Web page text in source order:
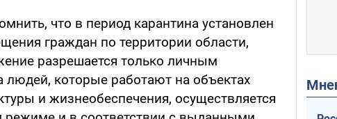
что в период карантина установлен
граждан по территории области,
разрешается только личным
людей, которые работают на объектах
и жизнеобеспечения, осуществляется